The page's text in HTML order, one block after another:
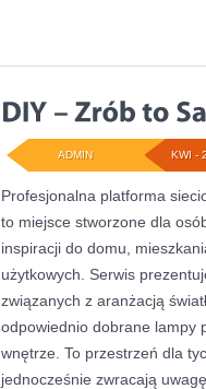
KWI -
ADMIN
Profesjonalna platforma
to miejsce stworzone dla
inspiracji do domu,
użytkowych. Serwis
związanych z aranżacją
odpowiednio dobrane lampy
wnętrze. To przestrzeń dla
jednocześnie zwracają